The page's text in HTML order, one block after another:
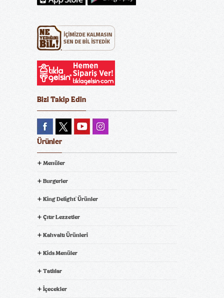
Bizi Takip Edin
Ürünler
Menüler
Burgerler
King Delight® Ürünler
Çıtır Lezzetler
Kahvaltı Ürünleri
Kids Menüler
Tatlılar
İçecekler